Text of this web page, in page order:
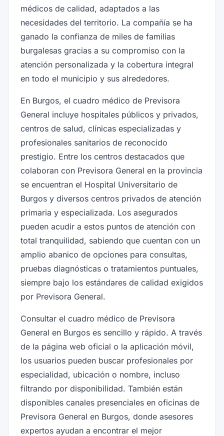
médicos de calidad, adaptados a las
necesidades del territorio. La compañía se ha
ganado la confianza de miles de familias
burgalesas gracias a su compromiso con la
atención personalizada y la cobertura integral
en todo el municipio y sus alrededores.
En Burgos, el cuadro médico de Previsora
General incluye hospitales públicos y privados,
centros de salud, clínicas especializadas y
profesionales sanitarios de reconocido
prestigio. Entre los centros destacados que
colaboran con Previsora General en la provincia
se encuentran el Hospital Universitario de
Burgos y diversos centros privados de atención
primaria y especializada. Los asegurados
pueden acudir a estos puntos de atención con
total tranquilidad, sabiendo que cuentan con un
amplio abanico de opciones para consultas,
pruebas diagnósticas o tratamientos puntuales,
siempre bajo los estándares de calidad exigidos
por Previsora General.
Consultar el cuadro médico de Previsora
General en Burgos es sencillo y rápido. A través
de la página web oficial o la aplicación móvil,
los usuarios pueden buscar profesionales por
especialidad, ubicación o nombre, incluso
filtrando por disponibilidad. También están
disponibles canales presenciales en oficinas de
Previsora General en Burgos, donde asesores
expertos ayudan a encontrar el mejor